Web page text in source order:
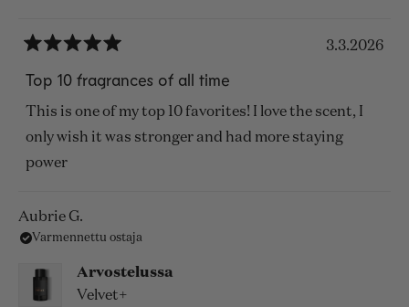
5
5
tähteä
3.3.2026
Top 10 fragrances of all time
This is one of my top 10 favorites! I love the scent, I
only wish it was stronger and had more staying
power
Aubrie G.
Varmennettu ostaja
Arvostelussa
Velvet+